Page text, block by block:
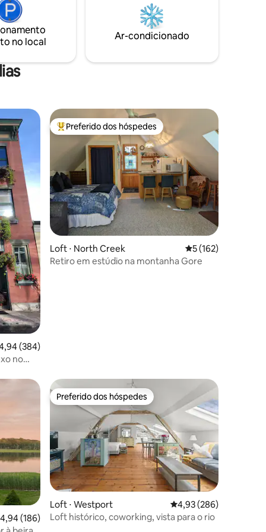
o
oferece o equilíbrio perfeito entre
relaxamento e aventura. Este estúdio foi
cuidadosamente preparado para
oferecer uma estadia 5 estrelas
no local
Ar-condicionado
hóspedes
de uma avaliação média de 5, 384 avaliações
(384)
Entre os melhores preferidos dos hóspedes
Preferido dos hóspedes
Loft ⋅ North Creek 5 de uma avaliação
5 (162)
Retiro em estúdio na montanha Gore
hóspedes
de uma avaliação média de 5, 186 avaliações
4,94 (186)
Preferido dos hóspedes
Preferido dos hóspedes
Loft ⋅ Westport 4,93 de uma avaliação
4,93 (286)
Loft histórico, coworking, vista para o rio